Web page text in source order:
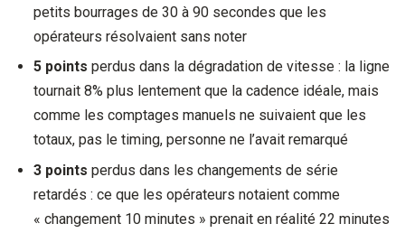
petits bourrages de 30 à 90 secondes que les
opérateurs résolvaient sans noter
5 points perdus dans la dégradation de vitesse : la ligne
tournait 8% plus lentement que la cadence idéale, mais
comme les comptages manuels ne suivaient que les
totaux, pas le timing, personne ne l’avait remarqué
3 points perdus dans les changements de série
retardés : ce que les opérateurs notaient comme
« changement 10 minutes » prenait en réalité 22 minutes